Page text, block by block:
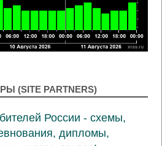
(SITE PARTNERS)